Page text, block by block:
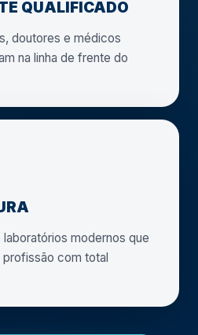
QUALIFICADO
doutores e médicos
na linha de frente do
modernos que
profissão com total